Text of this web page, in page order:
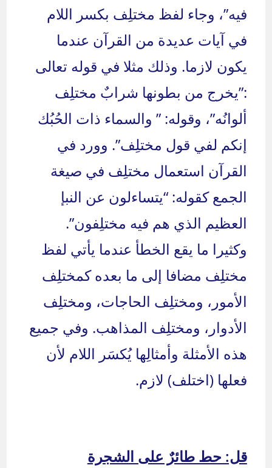
فيه”، وجاء لفظ مختلِف بكسر اللام
في آيات عديدة من القرآن عندما
يكون لازما. وذلك مثلا في قوله تعالى
:”يخرج من بطونها شرابٌ مختلِف
ألوانُه”، وقوله: ” والسماء ذات الحُبُك
إنكم لفي قول مختلِف”. وورد في
القرآن استعمال مختلِف في صيغة
الجمع كقوله: “يتساءلون عن النبإ
العظيم الذي هم فيه مختلِفون”.
وكثيرا ما يقع الخطأ عندما يأتي لفظ
مختلِف مضافا إلى ما بعده كمختلِف
الأمور، ومختلِف الحاجات، ومختلِف
الأدوار، ومختلِف المذاهب. وفي جميع
هذه الأمثلة وأمثالِها يُكسَر اللام لأن
فعلها (اختلف) لازم.
قل: حط طائرٌ على الشجرة